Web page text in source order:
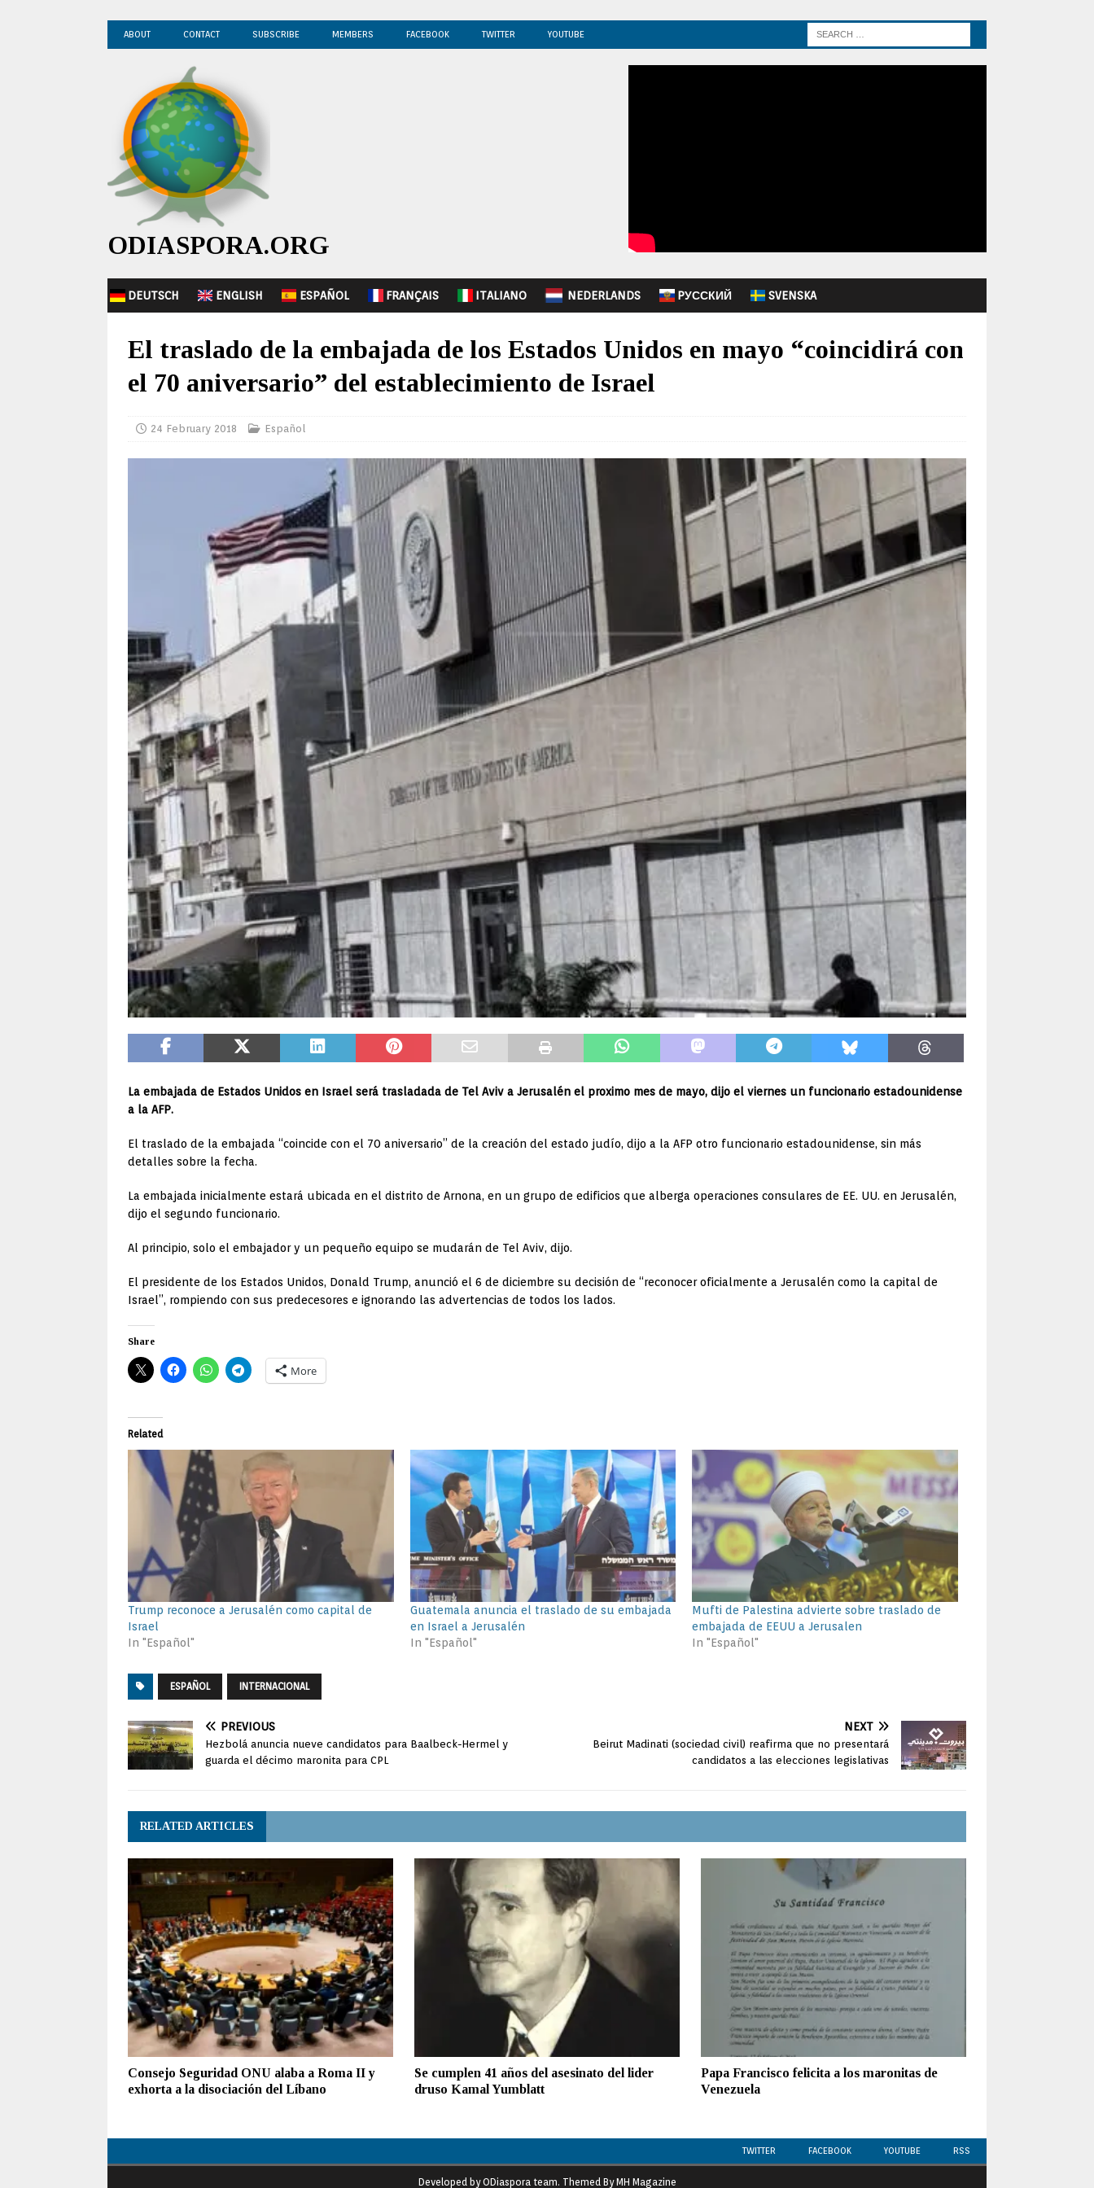
ABOUT CONTACT SUBSCRIBE MEMBERS FACEBOOK TWITTER YOUTUBE
ODIASPORA.ORG
DEUTSCH ENGLISH ESPAÑOL FRANÇAIS ITALIANO NEDERLANDS PУССКИЙ SVENSKA
El traslado de la embajada de los Estados Unidos en mayo “coincidirá con
el 70 aniversario” del establecimiento de Israel
24 February 2018 Español
La embajada de Estados Unidos en Israel será trasladada de Tel Aviv a Jerusalén el proximo mes de mayo, dijo el viernes un funcionario estadounidense
a la AFP.
El traslado de la embajada “coincide con el 70 aniversario” de la creación del estado judío, dijo a la AFP otro funcionario estadounidense, sin más
detalles sobre la fecha.
La embajada inicialmente estará ubicada en el distrito de Arnona, en un grupo de edificios que alberga operaciones consulares de EE. UU. en Jerusalén,
dijo el segundo funcionario.
Al principio, solo el embajador y un pequeño equipo se mudarán de Tel Aviv, dijo.
El presidente de los Estados Unidos, Donald Trump, anunció el 6 de diciembre su decisión de “reconocer oficialmente a Jerusalén como la capital de
Israel”, rompiendo con sus predecesores e ignorando las advertencias de todos los lados.
Share
More
Related
Trump reconoce a Jerusalén como capital de
Israel
In "Español"
Guatemala anuncia el traslado de su embajada
en Israel a Jerusalén
In "Español"
Mufti de Palestina advierte sobre traslado de
embajada de EEUU a Jerusalen
In "Español"
ESPAÑOL INTERNACIONAL
PREVIOUS
Hezbolá anuncia nueve candidatos para Baalbeck-Hermel y
guarda el décimo maronita para CPL
NEXT
Beirut Madinati (sociedad civil) reafirma que no presentará
candidatos a las elecciones legislativas
RELATED ARTICLES
Consejo Seguridad ONU alaba a Roma II y
exhorta a la disociación del Líbano
Se cumplen 41 años del asesinato del lider
druso Kamal Yumblatt
Papa Francisco felicita a los maronitas de
Venezuela
TWITTER FACEBOOK YOUTUBE RSS
Developed by ODiaspora team. Themed By MH Magazine